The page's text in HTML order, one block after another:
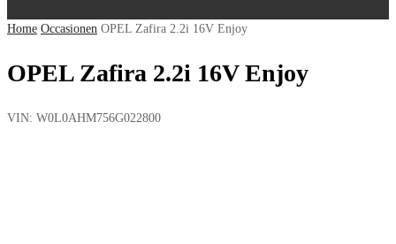
Home Occasionen OPEL Zafira 2.2i 16V Enjoy
OPEL Zafira 2.2i 16V Enjoy
VIN: W0L0AHM756G022800